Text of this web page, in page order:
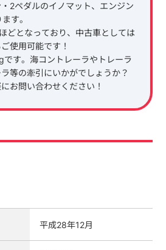
2ペダルのイノマット、エンジン
す。
どとなっており、中古車としては
使用可能です！
す。海コントレーラやトレーラ
等の牽引にいかがでしょうか？
お問い合わせください！
平成28年12月